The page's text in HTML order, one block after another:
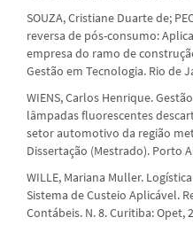
SOUZA, Cristiane Duarte de;
reversa de pós-consumo:
empresa do ramo de
Gestão em Tecnologia. Rio de
WIENS, Carlos Henrique.
lâmpadas fluorescentes
setor automotivo da região
Dissertação (Mestrado). Porto
WILLE, Mariana Muller.
Sistema de Custeio Aplicável.
Contábeis. N. 8. Curitiba: Opet,